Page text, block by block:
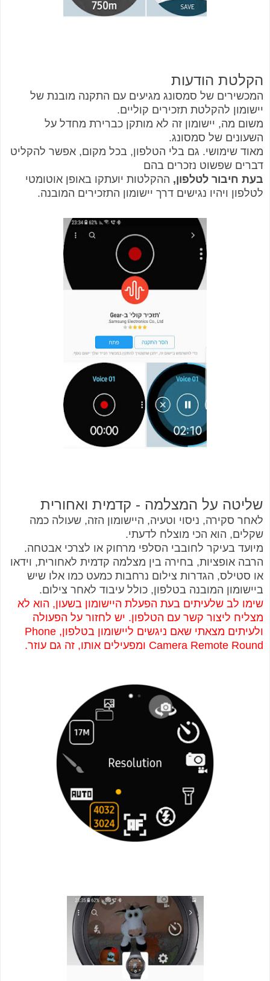
הקלטת הודעות
המכשירים של סמסונג מגיעים עם התקנה מובנת של
יישומון להקלטת תזכירים קוליים.
משום מה, יישומון זה לא מותקן כברירת מחדל על
השעונים של סמסונג.
מאוד שימושי. גם בלי הטלפון, בכל מקום, אפשר להקליט
דברים שפשוט נזכרים בהם
בעת חיבור לטלפון, ההקלטות יועתקו באופן אוטומטי
לטלפון ויהיו נגישים דרך יישומון התזכירים המובנה.
שליטה על המצלמה - קדמית ואחורית
לאחר סקירה, ניסוי וטעיה, היישומון הזה, שעולה כמה
שקלים, הוא הכי מוצלח לדעתי.
מיועד בעיקר לחובבי הסלפי מרחוק או לצרכי אבטחה.
הרבה אופציות, בחירה בין מצלמה קדמית לאחורית, וידאו
או סטילס, הגדרות צילום נרחבות כמעט כמו אלו שיש
ביישומון המובנה בטלפון, כולל עיבוד לאחר צילום.
שימו לב שלעיתים בעת הפעלת היישומון בשעון, הוא לא
מצליח ליצור קשר עם הטלפון. יש לחזור על הפעולה
ולעיתים מצאתי שאם ניגשים ליישומון בטלפון, Phone
Camera Remote Round ומפעילים אותו, זה גם עוזר.